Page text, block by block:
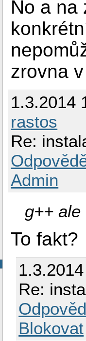
No a na
zrovna
1.3.2014
rastos
Re:
Admin
g++
To fakt?
Re:
Blokovat